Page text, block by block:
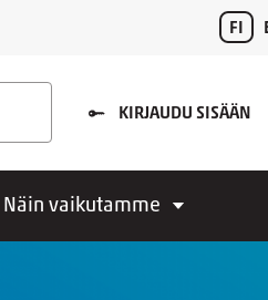
FI
KIRJAUDU SISÄÄN
Näin vaikutamme